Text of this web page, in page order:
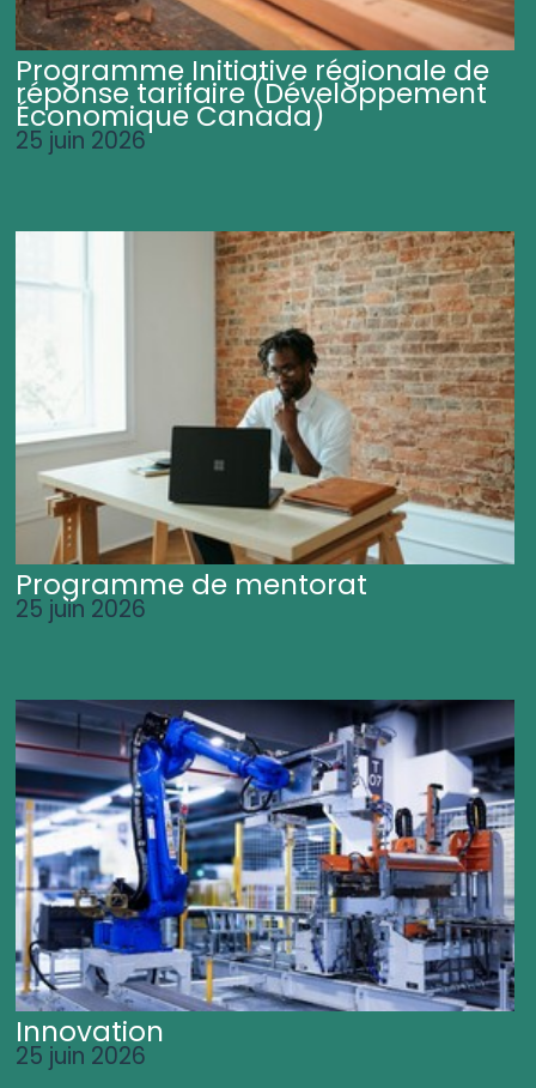
Programme Initiative régionale de
réponse tarifaire (Développement
Économique Canada)
25 juin 2026
Programme de mentorat
25 juin 2026
Innovation
25 juin 2026